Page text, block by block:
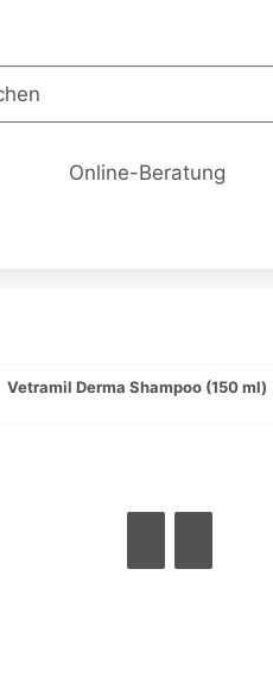
Online-Beratung
Vetramil Derma Shampoo (150 ml)